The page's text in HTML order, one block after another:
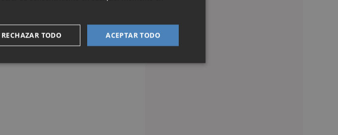
ACEPTAR TODO
RECHAZAR TODO